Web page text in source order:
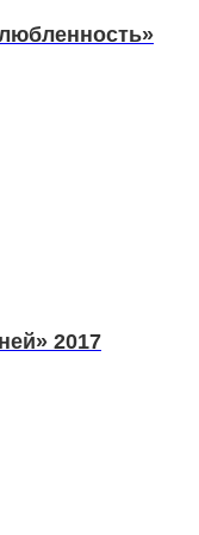
2017